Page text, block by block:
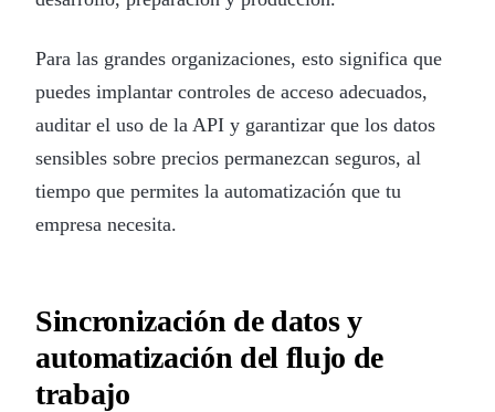
Para las grandes organizaciones, esto significa que
puedes implantar controles de acceso adecuados,
auditar el uso de la API y garantizar que los datos
sensibles sobre precios permanezcan seguros, al
tiempo que permites la automatización que tu
empresa necesita.
Sincronización de datos y
automatización del flujo de
trabajo